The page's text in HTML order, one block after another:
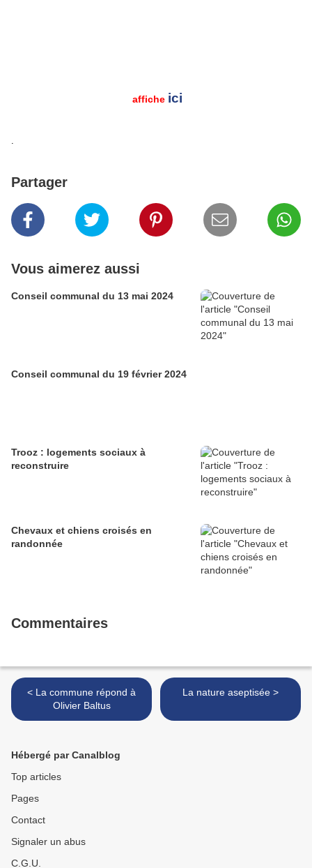
affiche ici
.
Partager
Vous aimerez aussi
Conseil communal du 13 mai 2024
Conseil communal du 19 février 2024
Trooz : logements sociaux à
reconstruire
Chevaux et chiens croisés en
randonnée
Commentaires
< La commune répond à
Olivier Baltus
La nature aseptisée >
Hébergé par Canalblog
Top articles
Pages
Contact
Signaler un abus
C.G.U.